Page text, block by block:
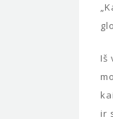
Iš
ir